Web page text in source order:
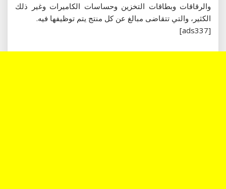
والرقاقات وبطاقات التخزين وحساسات الكاميرات وغير ذلك
الكثير، والتي تتقاضى مبالغ عن كل منتج يتم توظيفها فيه.
[ads337]